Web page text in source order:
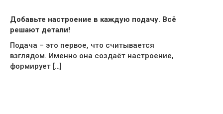
Добавьте настроение в каждую подачу. Всё
решают детали!
Подача – это первое, что считывается
взглядом. Именно она создаёт настроение,
формирует […]